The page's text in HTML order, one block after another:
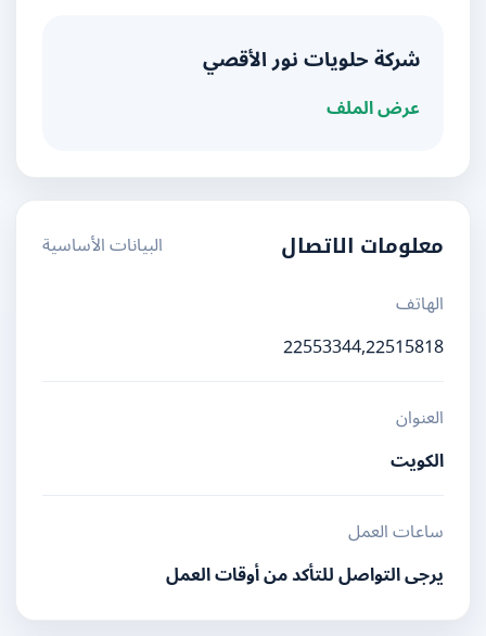
شركة حلويات نور الأقصي
عرض الملف
معلومات الاتصال
البيانات الأساسية
الهاتف
22553344,22515818
العنوان
الكويت
ساعات العمل
يرجى التواصل للتأكد من أوقات العمل